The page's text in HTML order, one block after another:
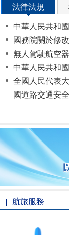
法律法規
中華人民共和
國務院關於修
無人駕駛航空
中華人民共和
全國人民代表
國道路交通安
航旅服務